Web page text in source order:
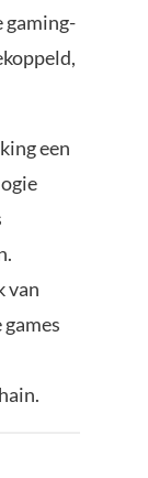
gaming-
een
van